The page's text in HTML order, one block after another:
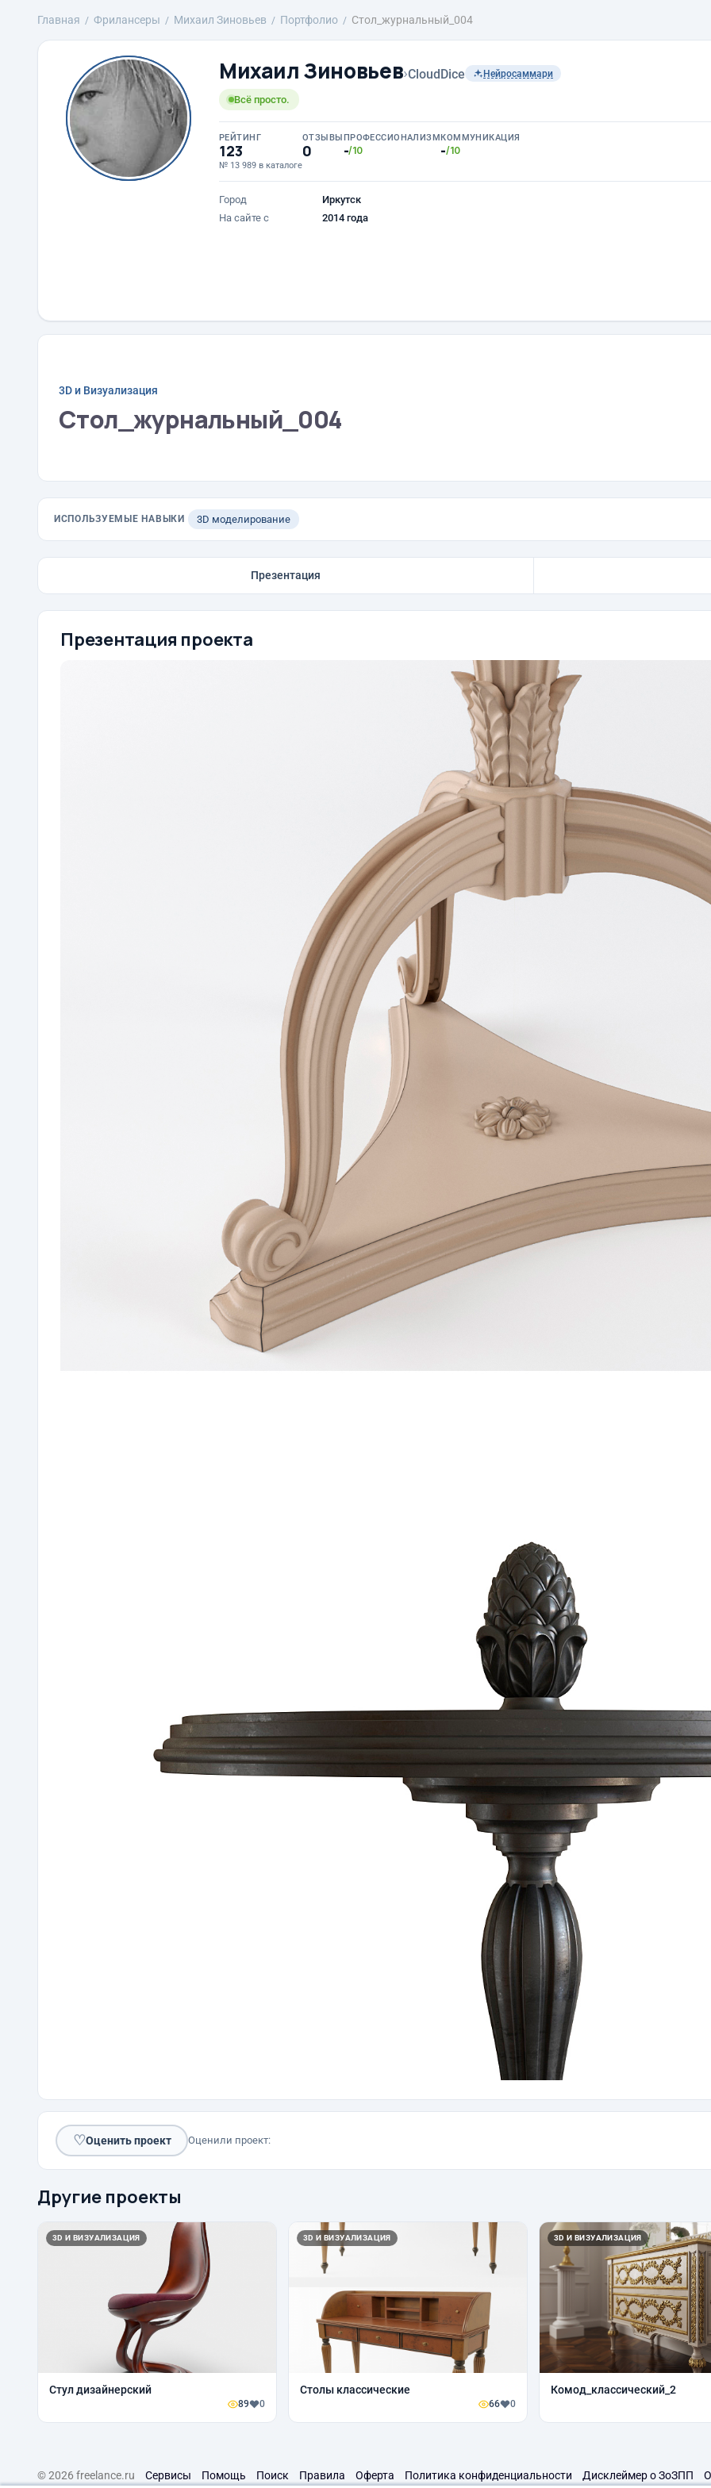
Главная Фрилансеры Михаил Зиновьев Портфолио Стол_журнальный_004
Михаил Зиновьев›CloudDice Нейросаммари
Всё просто.
РЕЙТИНГ
123
№ 13 989 в каталоге
ОТЗЫВЫ
0
ПРОФЕССИОНАЛИЗМ
-/10
КОММУНИКАЦИЯ
-/10
Город
Иркутск
На сайте с
2014 года
3D и Визуализация
Стол_журнальный_004
ИСПОЛЬЗУЕМЫЕ НАВЫКИ 3D моделирование
Презентация
Презентация проекта
♡Оценить проект Оценили проект:
Другие проекты
3D И ВИЗУАЛИЗАЦИЯ
Стул дизайнерский
89 0
3D И ВИЗУАЛИЗАЦИЯ
Столы классические
66 0
3D И ВИЗУАЛИЗАЦИЯ
Комод_классический_2
© 2026 freelance.ru Сервисы Помощь Поиск Правила Оферта Политика конфиденциальности Дисклеймер о ЗоЗПП